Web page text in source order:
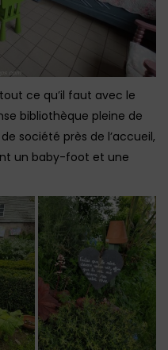
ce qu’il faut avec le
bibliothèque pleine de
société près de l’accueil,
un baby-foot et une